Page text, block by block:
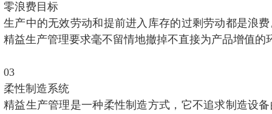
零浪费目标
生产中的无效劳动和提前进入库存的过剩劳动都是浪
精益生产管理要求毫不留情地撤掉不直接为产品增值的
03
柔性制造系统
精益生产管理是一种柔性制造方式，它不追求制造设